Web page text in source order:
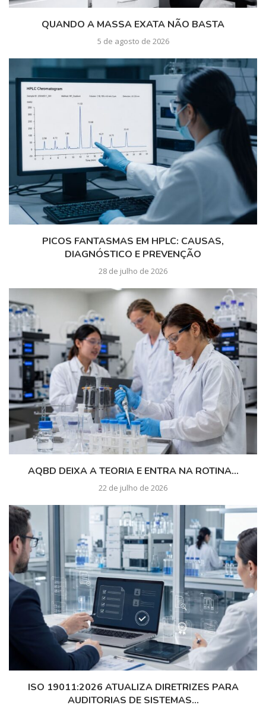
QUANDO A MASSA EXATA NÃO BASTA
5 de agosto de 2026
PICOS FANTASMAS EM HPLC: CAUSAS,
DIAGNÓSTICO E PREVENÇÃO
28 de julho de 2026
AQBD DEIXA A TEORIA E ENTRA NA ROTINA...
22 de julho de 2026
ISO 19011:2026 ATUALIZA DIRETRIZES PARA
AUDITORIAS DE SISTEMAS...